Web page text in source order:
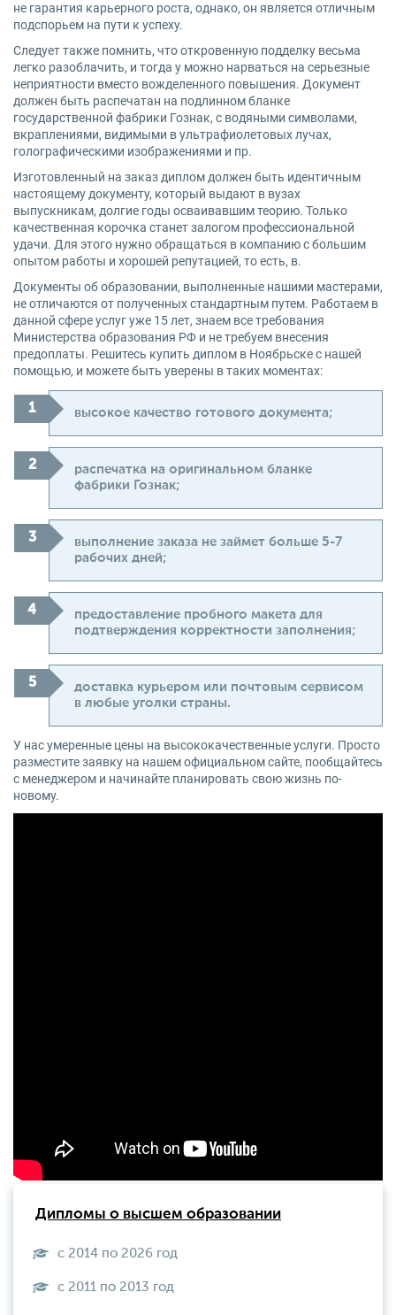
не гарантия карьерного роста, однако, он является отличным
подспорьем на пути к успеху.
Следует также помнить, что откровенную подделку весьма
легко разоблачить, и тогда у можно нарваться на серьезные
неприятности вместо вожделенного повышения. Документ
должен быть распечатан на подлинном бланке
государственной фабрики Гознак, с водяными символами,
вкраплениями, видимыми в ультрафиолетовых лучах,
голографическими изображениями и пр.
Изготовленный на заказ диплом должен быть идентичным
настоящему документу, который выдают в вузах
выпускникам, долгие годы осваивавшим теорию. Только
качественная корочка станет залогом профессиональной
удачи. Для этого нужно обращаться в компанию с большим
опытом работы и хорошей репутацией, то есть, в.
Документы об образовании, выполненные нашими мастерами,
не отличаются от полученных стандартным путем. Работаем в
данной сфере услуг уже 15 лет, знаем все требования
Министерства образования РФ и не требуем внесения
предоплаты. Решитесь купить диплом в Ноябрьске с нашей
помощью, и можете быть уверены в таких моментах:
высокое качество готового документа;
распечатка на оригинальном бланке
фабрики Гознак;
выполнение заказа не займет больше 5-7
рабочих дней;
предоставление пробного макета для
подтверждения корректности заполнения;
доставка курьером или почтовым сервисом
в любые уголки страны.
У нас умеренные цены на высококачественные услуги. Просто
разместите заявку на нашем официальном сайте, пообщайтесь
с менеджером и начинайте планировать свою жизнь по-
новому.
Дипломы о высшем образовании
с 2014 по 2026 год
с 2011 по 2013 год